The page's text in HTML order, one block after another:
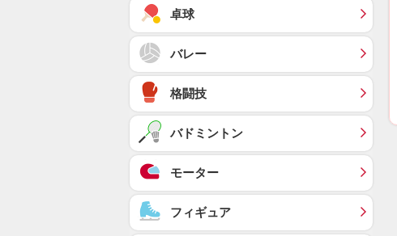
卓球
バレー
格闘技
バドミントン
モーター
フィギュア